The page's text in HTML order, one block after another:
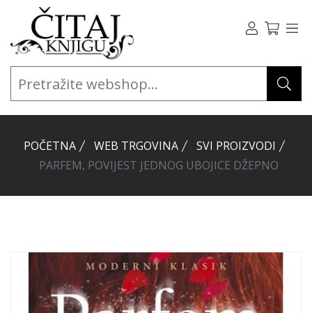
POČETNA WEB TRGOVINA
SVI PROIZVODI
PARFEM, POVIJEST JEDNOG UBOJICE DŽEPNO